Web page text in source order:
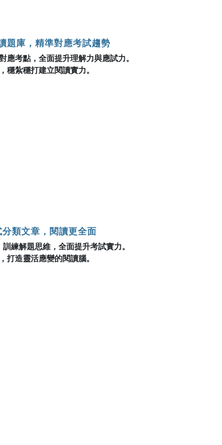
題庫，精準對應考試趨勢
應考點，全面提升理解力與應試力。
穩紮穩打建立閱讀實力。
類文章，閱讀更全面
練解題思維，全面提升考試實力。
打造靈活應變的閱讀腦。